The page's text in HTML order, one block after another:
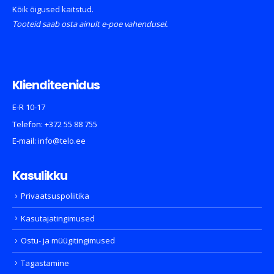
Kõik õigused kaitstud.
Tooteid saab osta ainult e-poe vahendusel.
Klienditeenidus
E-R 10-17
Telefon: +372 55 88 755
E-mail: info@telo.ee
Kasulikku
Privaatsuspoliitika
Kasutajatingimused
Ostu- ja müügitingimused
Tagastamine